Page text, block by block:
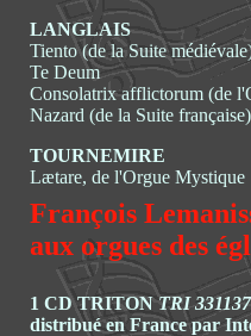
LANGLAIS
Tiento (de la Suite
Te Deum
Consolatrix afflictorum (de
Nazard (de la Suite française)
TOURNEMIRE
Lætare, de l'Orgue Mystique
François
aux orgues des
1 CD TRITONTRI 331137
distribué en France par